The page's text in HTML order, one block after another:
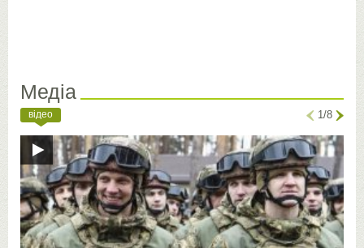
Медіа
відео 1/8